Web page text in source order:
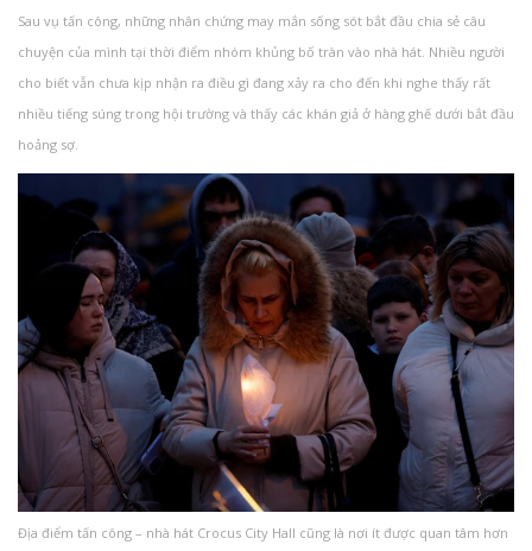
Sau vụ tấn công, những nhân chứng may mắn sống sót bắt đầu chia sẻ câu
chuyện của mình tại thời điểm nhóm khủng bố tràn vào nhà hát. Nhiều người
cho biết vẫn chưa kịp nhận ra điều gì đang xảy ra cho đến khi nghe thấy rất
nhiều tiếng súng trong hội trường và thấy các khán giả ở hàng ghế dưới bắt đầu
hoảng sợ.
Địa điểm tấn công – nhà hát Crocus City Hall cũng là nơi ít được quan tâm hơn